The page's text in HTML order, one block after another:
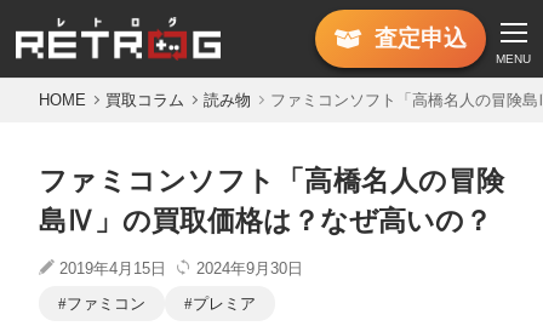
査定申込
MENU
HOME 買取コラム 読み物 ファミコンソフト「高橋名人の冒険
ファミコンソフト「高橋名人の冒険
島Ⅳ」の買取価格は？なぜ高いの？
2019年4月15日
2024年9月30日
ファミコン
プレミア